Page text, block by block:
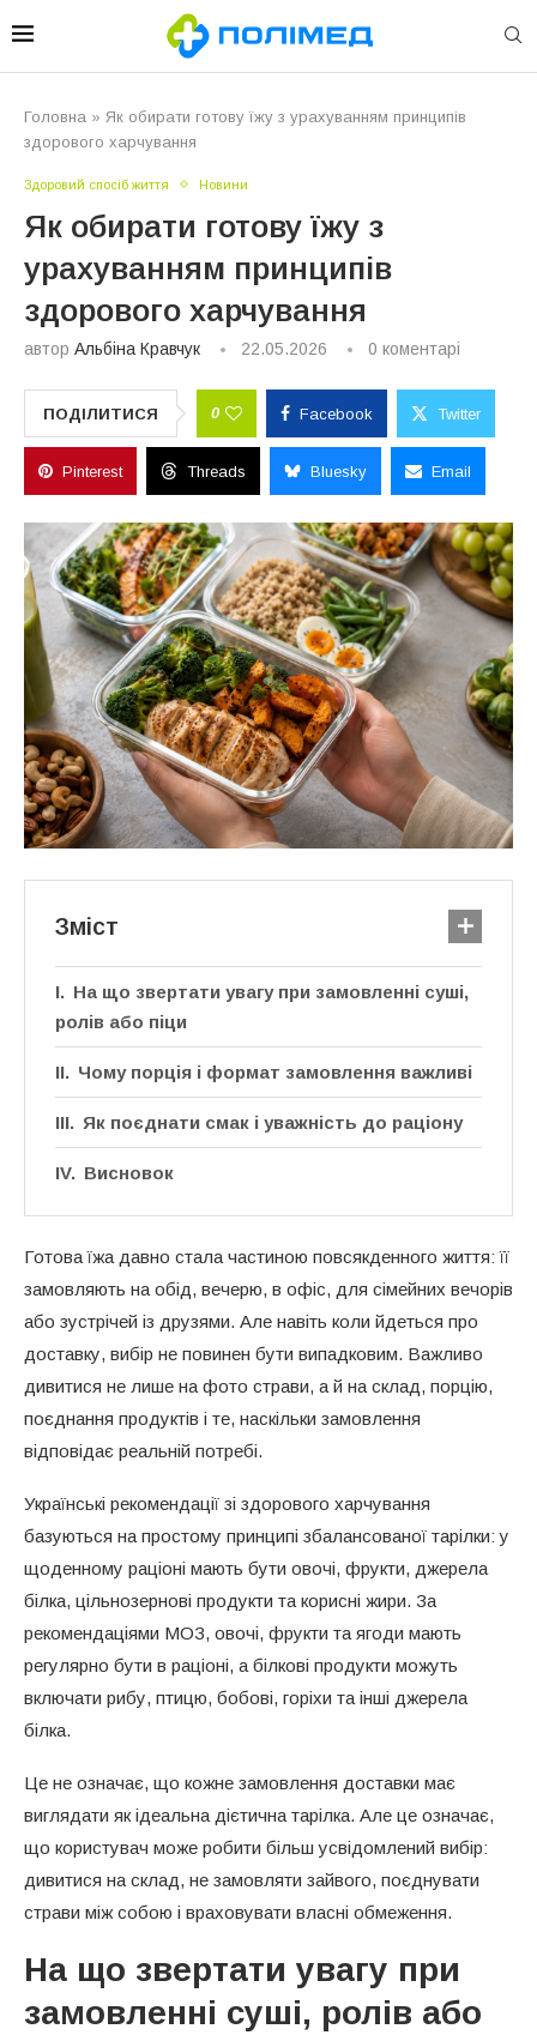
Головна » Як обирати готову їжу з урахуванням принципів
здорового харчування
Здоровий спосіб життя Новини
Як обирати готову їжу з
урахуванням принципів
здорового харчування
автор Альбіна Кравчук 22.05.2026 0 коментарі
ПОДІЛИТИСЯ 0 Facebook Twitter
Pinterest Threads Bluesky Email
Зміст
На що звертати увагу при замовленні суші,
ролів або піци
Чому порція і формат замовлення важливі
Як поєднати смак і уважність до раціону
Висновок
Готова їжа давно стала частиною повсякденного життя: її
замовляють на обід, вечерю, в офіс, для сімейних вечорів
або зустрічей із друзями. Але навіть коли йдеться про
доставку, вибір не повинен бути випадковим. Важливо
дивитися не лише на фото страви, а й на склад, порцію,
поєднання продуктів і те, наскільки замовлення
відповідає реальній потребі.
Українські рекомендації зі здорового харчування
базуються на простому принципі збалансованої тарілки: у
щоденному раціоні мають бути овочі, фрукти, джерела
білка, цільнозернові продукти та корисні жири. За
рекомендаціями МОЗ, овочі, фрукти та ягоди мають
регулярно бути в раціоні, а білкові продукти можуть
включати рибу, птицю, бобові, горіхи та інші джерела
білка.
Це не означає, що кожне замовлення доставки має
виглядати як ідеальна дієтична тарілка. Але це означає,
що користувач може робити більш усвідомлений вибір:
дивитися на склад, не замовляти зайвого, поєднувати
страви між собою і враховувати власні обмеження.
На що звертати увагу при
замовленні суші, ролів або